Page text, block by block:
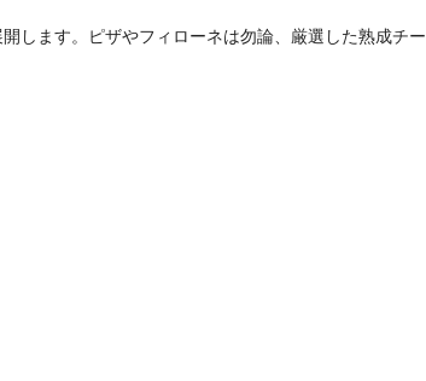
します。ピザやフィローネは勿論、厳選した熟成チー